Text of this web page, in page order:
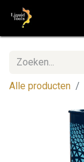
Alle producten